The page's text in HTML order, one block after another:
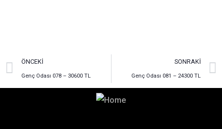
ÖNCEKI
Genç Odası 078 – 30600 TL
SONRAKI
Genç Odası 081 – 24300 TL